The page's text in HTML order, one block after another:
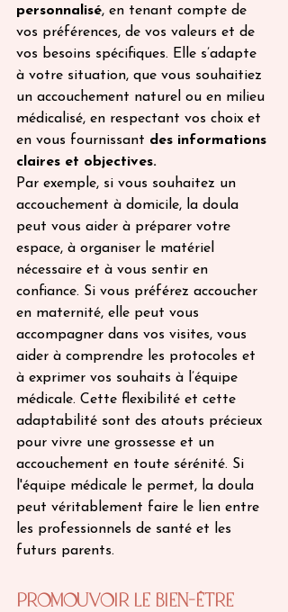
personnalisé, en tenant compte de
vos préférences, de vos valeurs et de
vos besoins spécifiques. Elle s’adapte
à votre situation, que vous souhaitiez
un accouchement naturel ou en milieu
médicalisé, en respectant vos choix et
en vous fournissant des informations
claires et objectives.
Par exemple, si vous souhaitez un
accouchement à domicile, la doula
peut vous aider à préparer votre
espace, à organiser le matériel
nécessaire et à vous sentir en
confiance. Si vous préférez accoucher
en maternité, elle peut vous
accompagner dans vos visites, vous
aider à comprendre les protocoles et
à exprimer vos souhaits à l’équipe
médicale. Cette flexibilité et cette
adaptabilité sont des atouts précieux
pour vivre une grossesse et un
accouchement en toute sérénité. Si
l'équipe médicale le permet, la doula
peut véritablement faire le lien entre
les professionnels de santé et les
futurs parents.
Promouvoir le Bien-être